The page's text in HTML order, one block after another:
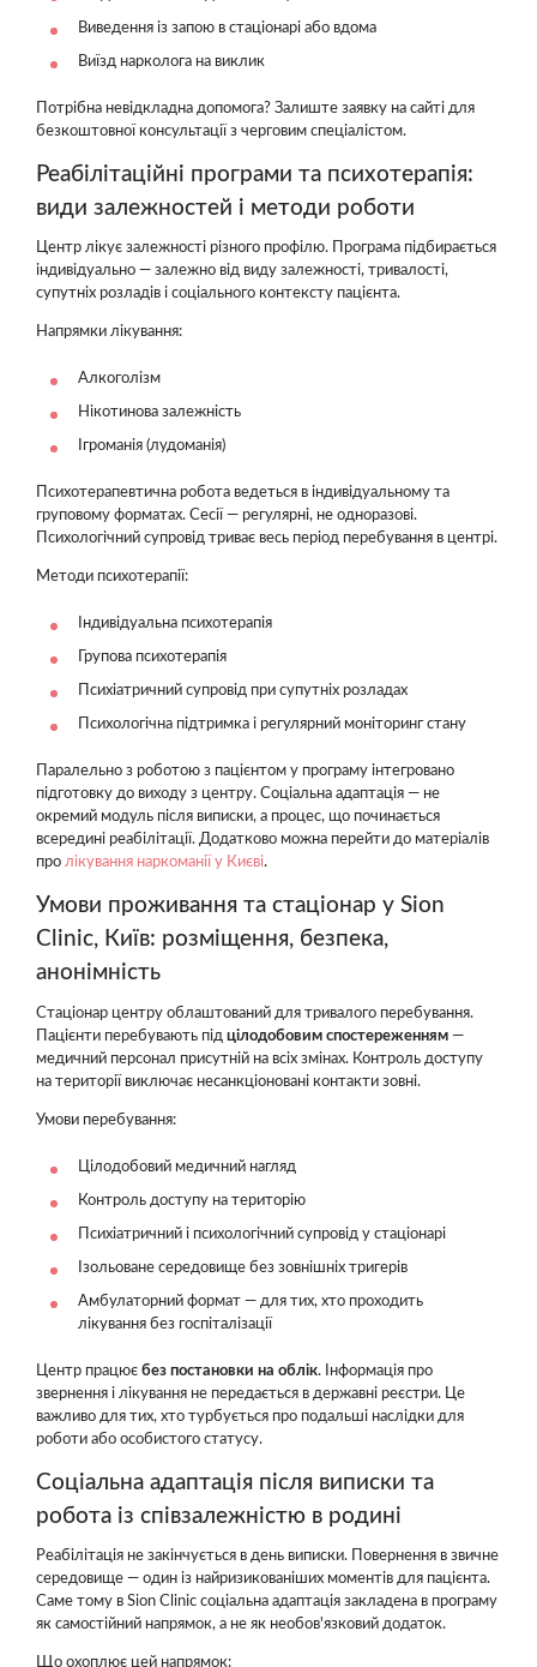
Виведення із запою в стаціонарі або вдома
Виїзд нарколога на виклик
Потрібна невідкладна допомога? Залиште заявку на сайті для
безкоштовної консультації з черговим спеціалістом.
Реабілітаційні програми та психотерапія:
види залежностей і методи роботи
Центр лікує залежності різного профілю. Програма підбирається
індивідуально — залежно від виду залежності, тривалості,
супутніх розладів і соціального контексту пацієнта.
Напрямки лікування:
Алкоголізм
Нікотинова залежність
Ігроманія (лудоманія)
Психотерапевтична робота ведеться в індивідуальному та
груповому форматах. Сесії — регулярні, не одноразові.
Психологічний супровід триває весь період перебування в центрі.
Методи психотерапії:
Індивідуальна психотерапія
Групова психотерапія
Психіатричний супровід при супутніх розладах
Психологічна підтримка і регулярний моніторинг стану
Паралельно з роботою з пацієнтом у програму інтегровано
підготовку до виходу з центру. Соціальна адаптація — не
окремий модуль після виписки, а процес, що починається
всередині реабілітації. Додатково можна перейти до матеріалів
про лікування наркоманії у Києві.
Умови проживання та стаціонар у Sion
Clinic, Київ: розміщення, безпека,
анонімність
Стаціонар центру облаштований для тривалого перебування.
Пацієнти перебувають під цілодобовим спостереженням —
медичний персонал присутній на всіх змінах. Контроль доступу
на території виключає несанкціоновані контакти зовні.
Умови перебування:
Цілодобовий медичний нагляд
Контроль доступу на територію
Психіатричний і психологічний супровід у стаціонарі
Ізольоване середовище без зовнішніх тригерів
Амбулаторний формат — для тих, хто проходить
лікування без госпіталізації
Центр працює без постановки на облік. Інформація про
звернення і лікування не передається в державні реєстри. Це
важливо для тих, хто турбується про подальші наслідки для
роботи або особистого статусу.
Соціальна адаптація після виписки та
робота із співзалежністю в родині
Реабілітація не закінчується в день виписки. Повернення в звичне
середовище — один із найризикованіших моментів для пацієнта.
Саме тому в Sion Clinic соціальна адаптація закладена в програму
як самостійний напрямок, а не як необов'язковий додаток.
Що охоплює цей напрямок: